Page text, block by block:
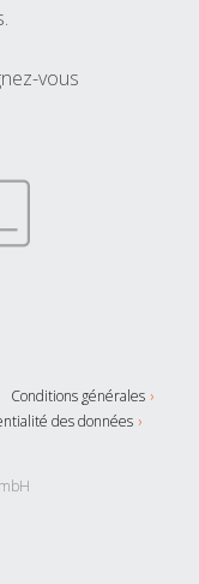
vous
Conditions générales
des données